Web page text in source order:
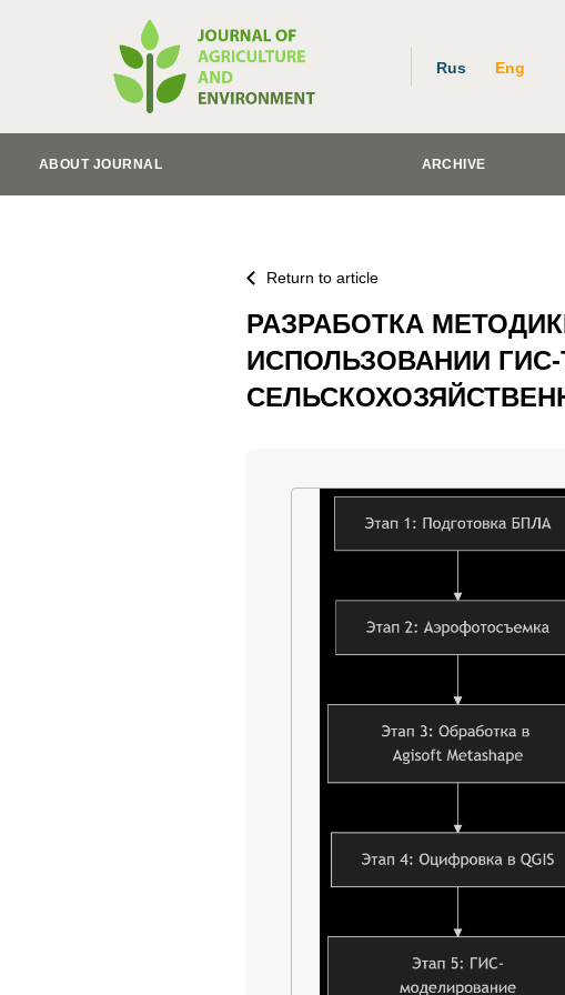
Rus Eng
ABOUT JOURNAL ARCHIVE
Return to article
РАЗРАБОТКА
ИСПОЛЬЗОВАНИИ